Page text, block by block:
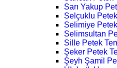
Sarı Yakup
Selçuklu
Selimiye
Selimsultan
Sille Petek
Şeker Petek
Şeyh Şamil